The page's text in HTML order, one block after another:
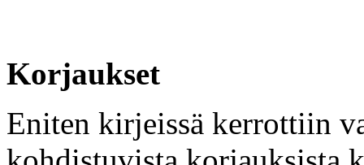
Korjaukset
Eniten kirjeissä kerrottiin